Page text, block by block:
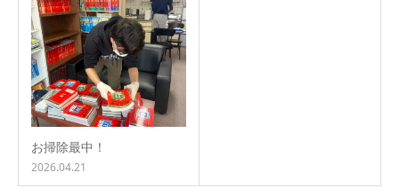
お掃除最中！
2026.04.21